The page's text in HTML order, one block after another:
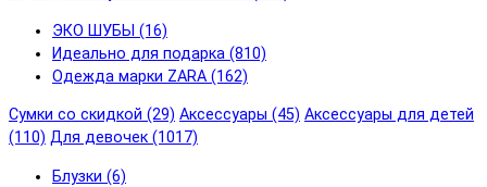
ЭКО ШУБЫ (16)
Идеально для подарка (810)
Одежда марки ZARA (162)
Сумки со скидкой (29) Аксессуары (45) Аксессуары для детей
(110) Для девочек (1017)
Блузки (6)